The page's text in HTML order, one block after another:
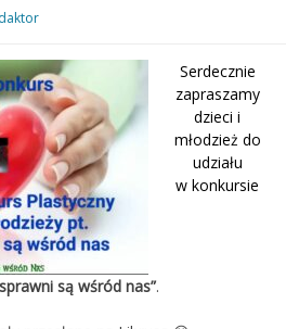
Serdecznie
zapraszamy
dzieci i
młodzież do
udziału
w konkursie
są wśród nas”.